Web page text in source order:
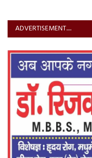
ADVERTISEMENT.....